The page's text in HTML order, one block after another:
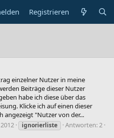
Registrieren
einzelner Nutzer in meine
Beiträge dieser Nutzer
habe ich diese über das
Klicke ich auf einen dieser
angezeigt "Nutzer von der...
ignorierliste
Antworten: 2